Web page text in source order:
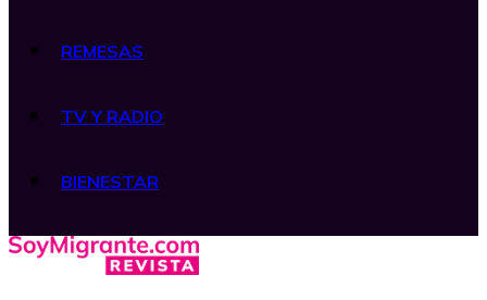
REMESAS
TV Y RADIO
BIENESTAR